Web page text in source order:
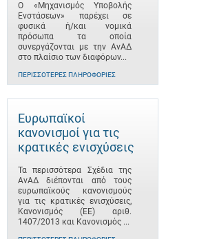
Ο «Μηχανισμός Υποβολής
Ενστάσεων» παρέχει σε
φυσικά ή/και νομικά
πρόσωπα τα οποία
συνεργάζονται με την ΑνΑΔ
στο πλαίσιο των διαφόρων...
ΠΕΡΙΣΣΌΤΕΡΕΣ ΠΛΗΡΟΦΟΡΊΕΣ
Ευρωπαϊκοί
κανονισμοί για τις
κρατικές ενισχύσεις
Τα περισσότερα Σχέδια της
ΑνΑΔ διέπονται από τους
ευρωπαϊκούς κανονισμούς
για τις κρατικές ενισχύσεις,
Κανονισμός (ΕΕ) αριθ.
1407/2013 και Κανονισμός ...